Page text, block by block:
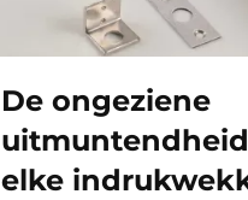
De ongeziene
elke